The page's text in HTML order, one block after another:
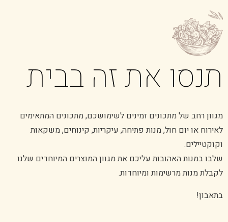
תנסו את זה בבית
מגוון רחב של מתכונים זמינים לשימושכם, מתכונים המתאימים
לאירוח או יום חול, מנות פתיחה, עיקריות, קינוחים, משקאות
וקוקטיילים.
שלבו במנות האהובות עליכם את מגוון המוצרים המיוחדים שלנו
לקבלת מנות מרשימות ומיוחדות.
בתאבון!